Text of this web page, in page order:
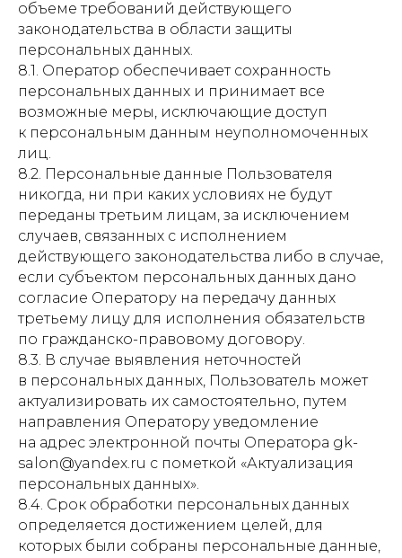
объеме требований действующего
законодательства в области защиты
персональных данных.
8.1. Оператор обеспечивает сохранность
персональных данных и принимает все
возможные меры, исключающие доступ
к персональным данным неуполномоченных
лиц.
8.2. Персональные данные Пользователя
никогда, ни при каких условиях не будут
переданы третьим лицам, за исключением
случаев, связанных с исполнением
действующего законодательства либо в случае,
если субъектом персональных данных дано
согласие Оператору на передачу данных
третьему лицу для исполнения обязательств
по гражданско-правовому договору.
8.3. В случае выявления неточностей
в персональных данных, Пользователь может
актуализировать их самостоятельно, путем
направления Оператору уведомление
на адрес электронной почты Оператора gk-
salon@yandex.ru с пометкой «Актуализация
персональных данных».
8.4. Срок обработки персональных данных
определяется достижением целей, для
которых были собраны персональные данные,
*деятельность организации Meta* запрещена на территории РФ
Московская область, Одинцовский
округ, д. Солослово, СНТ Горки-2, ст.
132
Пн - Вс: 10:00 - 22:00
+7(925)008-88-99
+7(499)504-88-99
Телефон:
info@gkclinic.ru
Email: